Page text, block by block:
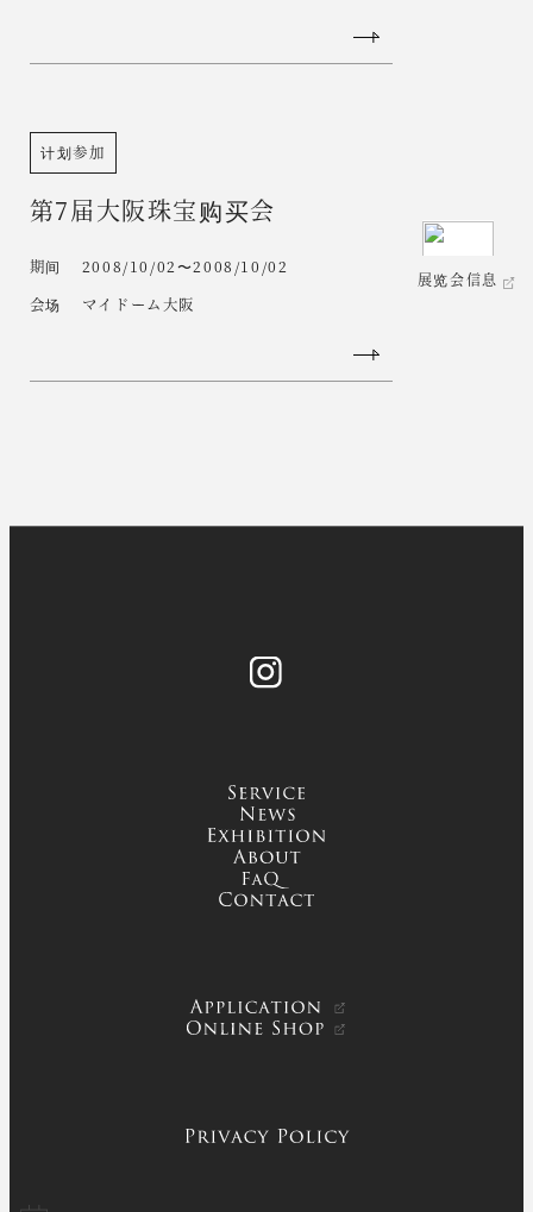
第7届大阪珠宝购买会
计划参加
期间
2008/10/02〜2008/10/02
会场
マイドーム大阪
展览会信息
Instagram
service
news
exhibition
about
FAQ
contact
APPLICATION
ONLINE SHOP
PRIVACY POLICY